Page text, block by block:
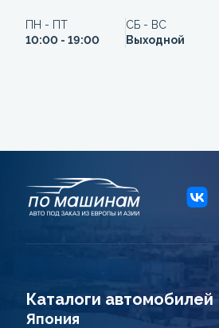
ПН - ПТ
10:00 - 19:00
СБ - ВС
Выходной
Каталоги автомобилей
Япония